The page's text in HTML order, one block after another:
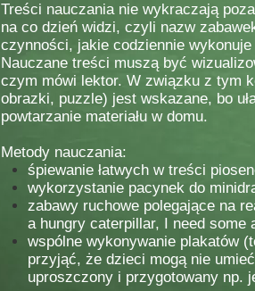
Treści nauczania nie wykraczają
na co dzień widzi, czyli nazw
czynności, jakie codziennie
Nauczane treści muszą być
czym mówi lektor. W związku z tym
obrazki, puzzle) jest wskazane, bo
powtarzanie materiału w domu.
Metody nauczania:
śpiewanie łatwych w treści
wykorzystanie pacynek do
zabawy ruchowe polegające na
a hungry caterpillar, I need some
wspólne wykonywanie plakatów
przyjąć, że dzieci mogą nie
uproszczony i przygotowany np.